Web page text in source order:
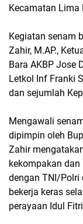
Kecamatan
Kegiatan senam
Zahir, M.AP.,
Bara AKBP Jose
Letkol Inf Franki
dan sejumlah
Mengawali
dipimpin oleh
Zahir
kekompakan
dengan TNI/Polri
bekerja keras
perayaan Idul